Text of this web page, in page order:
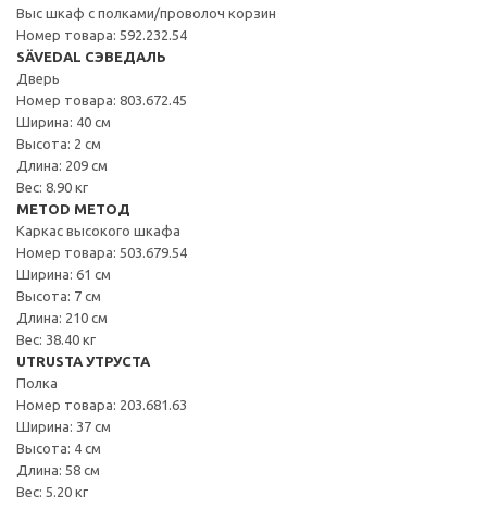
Выс шкаф с полками/проволоч корзин
Номер товара: 592.232.54
SÄVEDAL СЭВЕДАЛЬ
Дверь
Номер товара: 803.672.45
Ширина: 40 см
Высота: 2 см
Длина: 209 см
Вес: 8.90 кг
METOD МЕТОД
Каркас высокого шкафа
Номер товара: 503.679.54
Ширина: 61 см
Высота: 7 см
Длина: 210 см
Вес: 38.40 кг
UTRUSTA УТРУСТА
Полка
Номер товара: 203.681.63
Ширина: 37 см
Высота: 4 см
Длина: 58 см
Вес: 5.20 кг